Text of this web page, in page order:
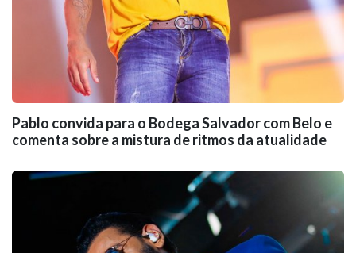
Pablo convida para o Bodega Salvador com Belo e
comenta sobre a mistura de ritmos da atualidade